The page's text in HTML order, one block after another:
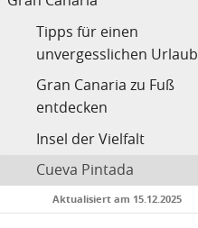
Tipps für einen
unvergesslichen Urlaub
Gran Canaria zu Fuß
entdecken
Insel der Vielfalt
Cueva Pintada
Aktualisiert am 15.12.2025